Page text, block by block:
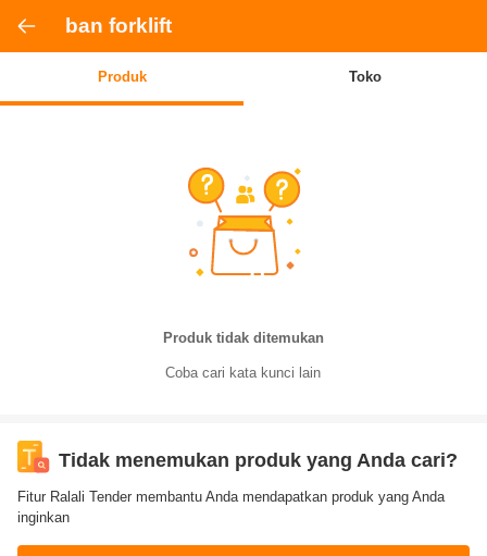
ban forklift
Produk Toko
Produk tidak ditemukan
Coba cari kata kunci lain
Tidak menemukan produk yang Anda cari?
Fitur Ralali Tender membantu Anda mendapatkan produk yang Anda
inginkan